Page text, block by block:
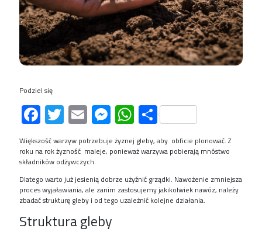
Podziel się
Facebook
Twitter
EmailMessenger
WhatsApp
Share
Większość warzyw potrzebuje żyznej gleby, aby obficie plonować. Z
roku na rok żyzność maleje, ponieważ warzywa pobierają mnóstwo
składników odżywczych.
Dlatego warto już jesienią dobrze użyźnić grządki. Nawożenie zmniejsza
proces wyjaławiania, ale zanim zastosujemy jakikolwiek nawóz, należy
zbadać strukturę gleby i od tego uzależnić kolejne działania.
Struktura gleby